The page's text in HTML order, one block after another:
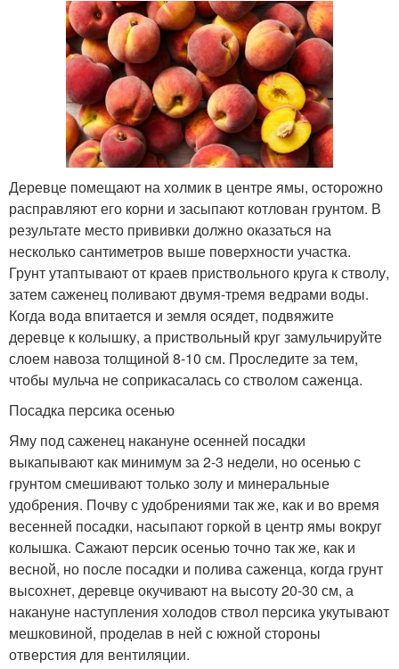
Деревце помещают на холмик в центре ямы, осторожно
расправляют его корни и засыпают котлован грунтом. В
результате место прививки должно оказаться на
несколько сантиметров выше поверхности участка.
Грунт утаптывают от краев приствольного круга к стволу,
затем саженец поливают двумя-тремя ведрами воды.
Когда вода впитается и земля осядет, подвяжите
деревце к колышку, а приствольный круг замульчируйте
слоем навоза толщиной 8-10 см. Проследите за тем,
чтобы мульча не соприкасалась со стволом саженца.
Посадка персика осенью
Яму под саженец накануне осенней посадки
выкапывают как минимум за 2-3 недели, но осенью с
грунтом смешивают только золу и минеральные
удобрения. Почву с удобрениями так же, как и во время
весенней посадки, насыпают горкой в центр ямы вокруг
колышка. Сажают персик осенью точно так же, как и
весной, но после посадки и полива саженца, когда грунт
высохнет, деревце окучивают на высоту 20-30 см, а
накануне наступления холодов ствол персика укутывают
мешковиной, проделав в ней с южной стороны
отверстия для вентиляции.